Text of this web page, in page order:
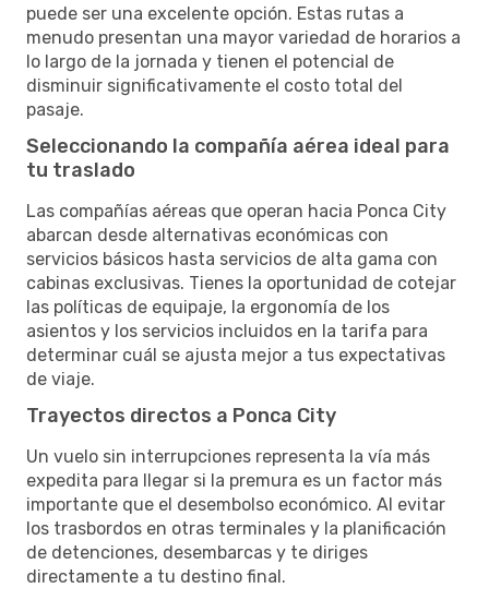
puede ser una excelente opción. Estas rutas a
menudo presentan una mayor variedad de horarios a
lo largo de la jornada y tienen el potencial de
disminuir significativamente el costo total del
pasaje.
Seleccionando la compañía aérea ideal para
tu traslado
Las compañías aéreas que operan hacia Ponca City
abarcan desde alternativas económicas con
servicios básicos hasta servicios de alta gama con
cabinas exclusivas. Tienes la oportunidad de cotejar
las políticas de equipaje, la ergonomía de los
asientos y los servicios incluidos en la tarifa para
determinar cuál se ajusta mejor a tus expectativas
de viaje.
Trayectos directos a Ponca City
Un vuelo sin interrupciones representa la vía más
expedita para llegar si la premura es un factor más
importante que el desembolso económico. Al evitar
los trasbordos en otras terminales y la planificación
de detenciones, desembarcas y te diriges
directamente a tu destino final.